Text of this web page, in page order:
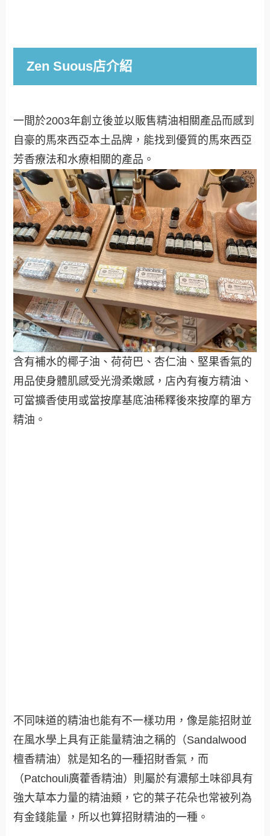
Zen Suous店介紹
一間於2003年創立後並以販售精油相關產品而感到
自豪的馬來西亞本土品牌，能找到優質的馬來西亞
芳香療法和水療相關的產品。
含有補水的椰子油、荷荷巴、杏仁油、堅果香氣的
用品使身體肌感受光滑柔嫩感，店內有複方精油、
可當擴香使用或當按摩基底油稀釋後來按摩的單方
精油。
不同味道的精油也能有不一樣功用，像是能招財並
在風水學上具有正能量精油之稱的（Sandalwood
檀香精油）就是知名的一種招財香氣，而
（Patchouli廣藿香精油）則屬於有濃郁土味卻具有
強大草本力量的精油類，它的葉子花朵也常被列為
有金錢能量，所以也算招財精油的一種。